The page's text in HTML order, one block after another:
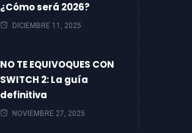
¿Cómo será 2026?
DICIEMBRE 11, 2025
NO TE EQUIVOQUES CON
SWITCH 2: La guía
definitiva
NOVIEMBRE 27, 2025